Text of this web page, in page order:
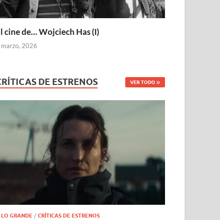
cine de… Wojciech Has (I)
2026
DE ESTRENOS VER TODO
GRANDE /CRÍTICAS DE ESTRENOS